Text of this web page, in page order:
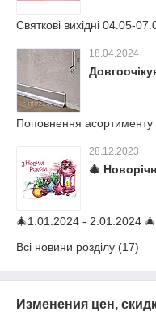
Святкові вихідні 04.05-
18.04.2024
Поповнення
28.12.2023
🎄
🎄1.01.2024 - 2.01.2024
Всі новини розділу (17)
Изменения цен,